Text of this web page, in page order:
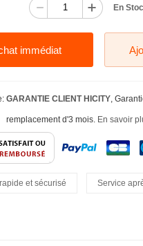
En
immédiat
GARANTIE CLIENT HICITY,
remplacement d'3 mois. En savoir
et sécurisé Service